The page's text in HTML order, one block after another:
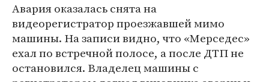
Авария оказалась снята на
видеорегистратор проезжавшей мимо
машины. На записи видно, что «Мерседес»
ехал по встречной полосе, а после ДТП не
остановился. Владелец машины с